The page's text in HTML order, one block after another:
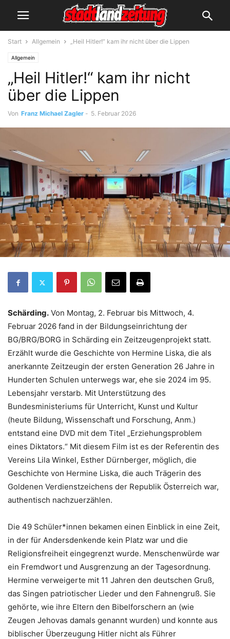
Start Allgemein „Heil Hitler!“ kam ihr nicht über die Lippen
Allgemein
„Heil Hitler!“ kam ihr nicht
über die Lippen
Von Franz Michael Zagler - 5. Februar 2026
Schärding. Von Montag, 2. Februar bis Mittwoch, 4.
Februar 2026 fand in der Bildungseinrichtung der
BG/BRG/BORG in Schärding ein Zeitzeugenprojekt statt.
Erzählt wurde die Geschichte von Hermine Liska, die als
anerkannte Zeitzeugin der ersten Generation 26 Jahre in
Hunderten Schulen unterwegs war, ehe sie 2024 im 95.
Lebensjahr verstarb. Mit Unterstützung des
Bundesministeriums für Unterricht, Kunst und Kultur
(heute Bildung, Wissenschaft und Forschung, Anm.)
entstand eine DVD mit dem Titel „Erziehungsproblem
eines Diktators.“ Mit diesem Film ist es der Referentin des
Vereins Lila Winkel, Esther Dürnberger, möglich, die
Geschichte von Hermine Liska, die auch Trägerin des
Goldenen Verdienstzeichens der Republik Österreich war,
authentisch nachzuerzählen.
Die 49 Schüler*innen bekamen einen Einblick in eine Zeit,
in der für Andersdenkende kein Platz war und die
Religionsfreiheit eingegrenzt wurde. Menschenwürde war
ein Fremdwort und Ausgrenzung an der Tagesordnung.
Hermine verweigerte mit 11 Jahren den deutschen Gruß,
das Singen patriotischer Lieder und den Fahnengruß. Sie
gehörte, wie ihre Eltern den Bibelforschern an (wie
Zeugen Jehovas damals genannt wurden) und konnte aus
biblischer Überzeugung Hitler nicht als Führer